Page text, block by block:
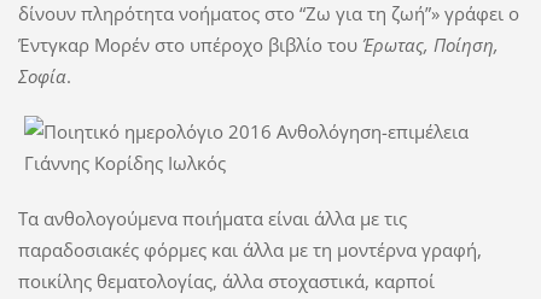
δίνουν πληρότητα νοήματος στο “Ζω για τη ζωή”» γράφει ο
Έντγκαρ Μορέν στο υπέροχο βιβλίο του Έρωτας, Ποίηση,
Σοφία.
Τα ανθολογούμενα ποιήματα είναι άλλα με τις
παραδοσιακές φόρμες και άλλα με τη μοντέρνα γραφή,
ποικίλης θεματολογίας, άλλα στοχαστικά, καρποί